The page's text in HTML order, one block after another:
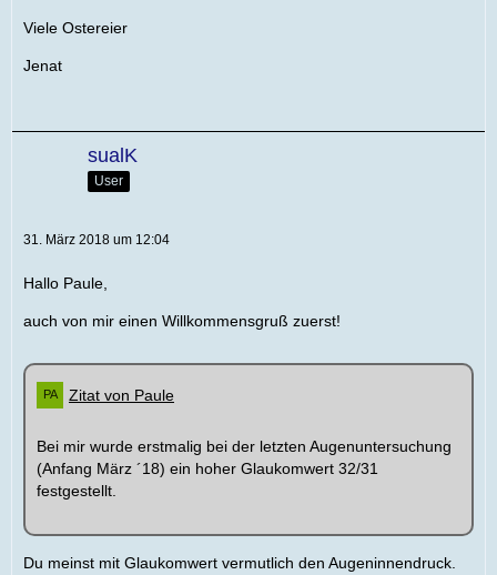
Viele Ostereier
Jenat
sualK
User
31. März 2018 um 12:04
Hallo Paule,
auch von mir einen Willkommensgruß zuerst!
Zitat von Paule
Bei mir wurde erstmalig bei der letzten Augenuntersuchung
(Anfang März ´18) ein hoher Glaukomwert 32/31
festgestellt.
Du meinst mit Glaukomwert vermutlich den Augeninnendruck.